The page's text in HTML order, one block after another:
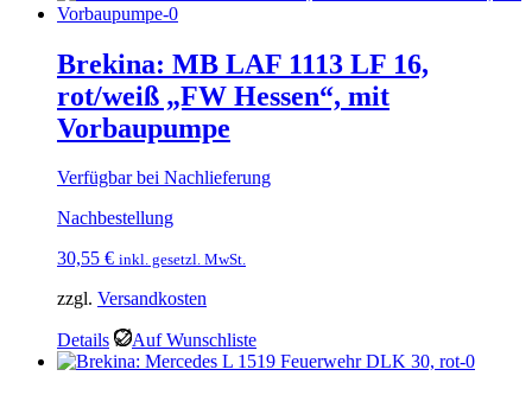
Brekina: MB LAF 1113 LF 16,
rot/weiß „FW Hessen“, mit
Vorbaupumpe
Verfügbar bei Nachlieferung
Nachbestellung
30,55 € inkl. gesetzl. MwSt.
zzgl. Versandkosten
Details Auf Wunschliste